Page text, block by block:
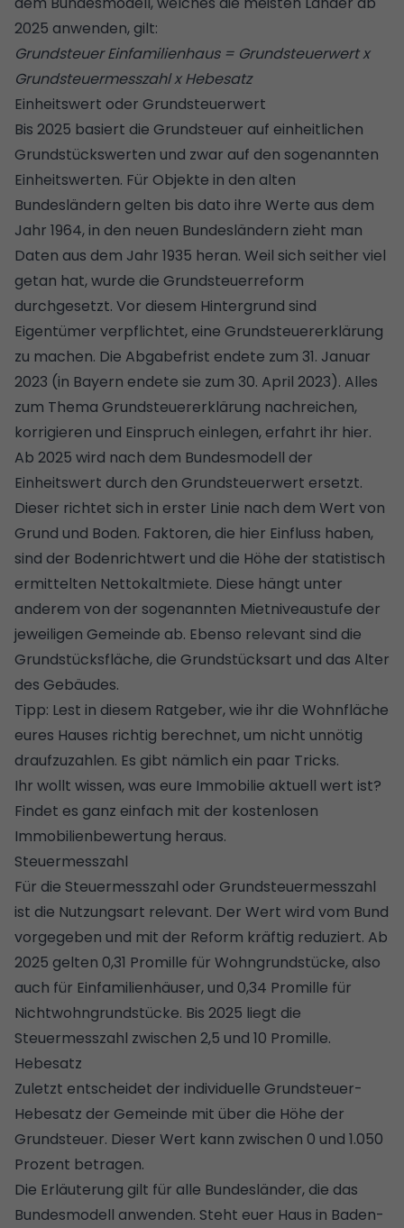
2025 anwenden, gilt:
Grundsteuer Einfamilienhaus = Grundsteuerwert x
Grundsteuermesszahl x Hebesatz
Einheitswert oder Grundsteuerwert
Bis 2025 basiert die Grundsteuer auf einheitlichen
Grundstückswerten und zwar auf den sogenannten
Einheitswerten. Für Objekte in den alten
Bundesländern gelten bis dato ihre Werte aus dem
Jahr 1964, in den neuen Bundesländern zieht man
Daten aus dem Jahr 1935 heran. Weil sich seither viel
getan hat, wurde die Grundsteuerreform
durchgesetzt. Vor diesem Hintergrund sind
Eigentümer verpflichtet, eine Grundsteuererklärung
zu machen. Die Abgabefrist endete zum 31. Januar
2023 (in Bayern endete sie zum 30. April 2023). Alles
zum Thema Grundsteuererklärung nachreichen,
korrigieren und Einspruch einlegen, erfahrt ihr hier.
Ab 2025 wird nach dem Bundesmodell der
Einheitswert durch den Grundsteuerwert ersetzt.
Dieser richtet sich in erster Linie nach dem Wert von
Grund und Boden. Faktoren, die hier Einfluss haben,
sind der Bodenrichtwert und die Höhe der statistisch
ermittelten Nettokaltmiete. Diese hängt unter
anderem von der sogenannten Mietniveaustufe der
jeweiligen Gemeinde ab. Ebenso relevant sind die
Grundstücksfläche, die Grundstücksart und das Alter
des Gebäudes.
Tipp: Lest in diesem Ratgeber, wie ihr die Wohnfläche
eures Hauses richtig berechnet, um nicht unnötig
draufzuzahlen. Es gibt nämlich ein paar Tricks.
Ihr wollt wissen, was eure Immobilie aktuell wert ist?
Findet es ganz einfach mit der kostenlosen
Immobilienbewertung heraus.
Steuermesszahl
Für die Steuermesszahl oder Grundsteuermesszahl
ist die Nutzungsart relevant. Der Wert wird vom Bund
vorgegeben und mit der Reform kräftig reduziert. Ab
2025 gelten 0,31 Promille für Wohngrundstücke, also
auch für Einfamilienhäuser, und 0,34 Promille für
Nichtwohngrundstücke. Bis 2025 liegt die
Steuermesszahl zwischen 2,5 und 10 Promille.
Hebesatz
Zuletzt entscheidet der individuelle Grundsteuer-
Hebesatz der Gemeinde mit über die Höhe der
Grundsteuer. Dieser Wert kann zwischen 0 und 1.050
Prozent betragen.
Die Erläuterung gilt für alle Bundesländer, die das
Bundesmodell anwenden. Steht euer Haus in Baden-